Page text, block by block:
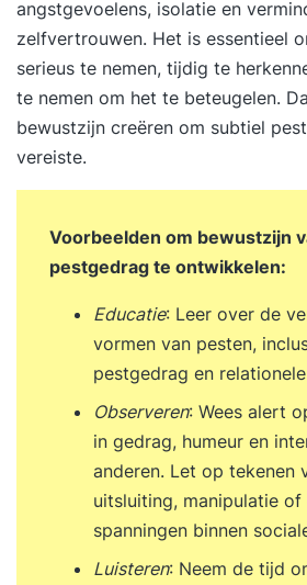
angstgevoelens, isolatie en
zelfvertrouwen. Het is essentieel
serieus te nemen, tijdig te
te nemen om het te beteugelen.
bewustzijn creëren om subtiel
vereiste.
Voorbeelden om bewustzijn
pestgedrag te ontwikkelen:
Educatie: Leer over de
vormen van pesten,
pestgedrag en
Observeren: Wees alert
in gedrag, humeur en
anderen. Let op tekenen
uitsluiting, manipulatie of
spanningen binnen
Luisteren: Neem de tijd